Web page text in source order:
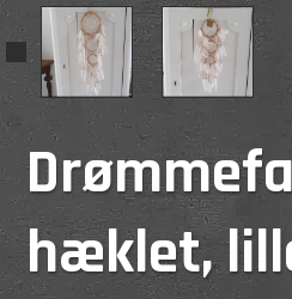
hæklet,